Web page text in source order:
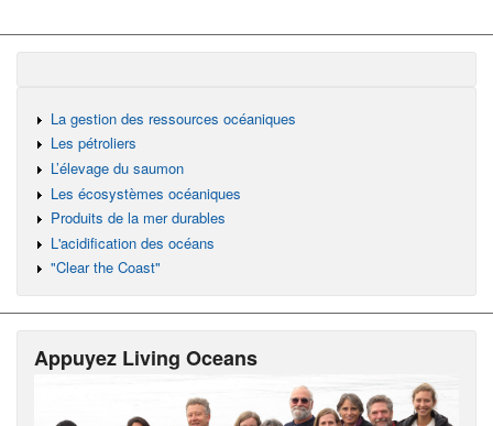
La gestion des ressources océaniques
Les pétroliers
L’élevage du saumon
Les écosystèmes océaniques
Produits de la mer durables
L'acidification des océans
"Clear the Coast"
Appuyez Living Oceans